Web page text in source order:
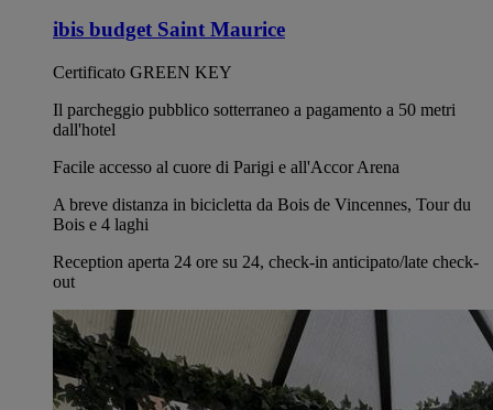
ibis budget Saint Maurice
Certificato GREEN KEY
Il parcheggio pubblico sotterraneo a pagamento a 50 metri
dall'hotel
Facile accesso al cuore di Parigi e all'Accor Arena
A breve distanza in bicicletta da Bois de Vincennes, Tour du
Bois e 4 laghi
Reception aperta 24 ore su 24, check-in anticipato/late check-
out